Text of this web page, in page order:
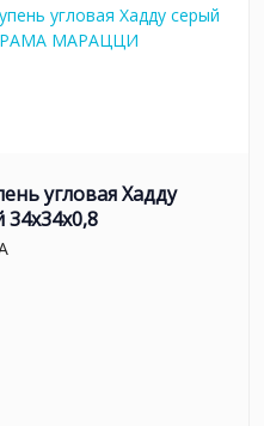
угловая Хадду